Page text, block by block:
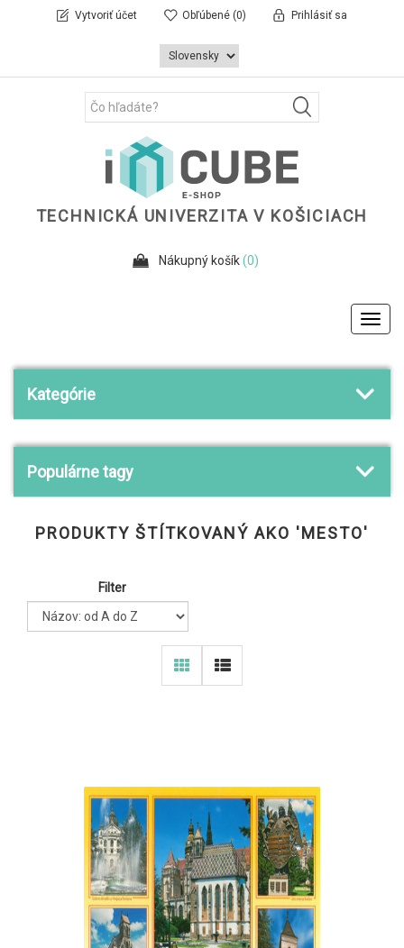
Vytvoriť účet Obľúbené (0) Prihlásiť sa
TECHNICKÁ UNIVERZITA V KOŠICIACH
Nákupný košík(0)
Kategórie
Populárne tagy
PRODUKTY ŠTÍTKOVANÝ AKO 'MESTO'
Filter